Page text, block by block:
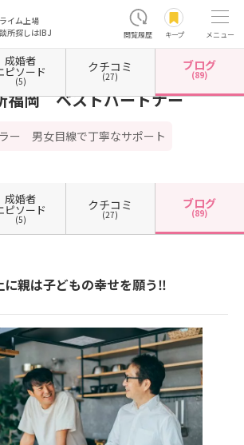
イム上場
所探しはIBJ
閲覧履歴 キープ メニュー
福岡県福岡市 福岡県福岡市博多区 結婚相談所福岡 ベ
福岡 ベストパートナー
ー 男女目線で丁寧なサポート
成婚者
ピソード
(5)
クチコミ
(27)
ブログ
(89)
成婚者
ピソード
(5)
クチコミ
(27)
ブログ
(89)
親は子どもの幸せを願う‼